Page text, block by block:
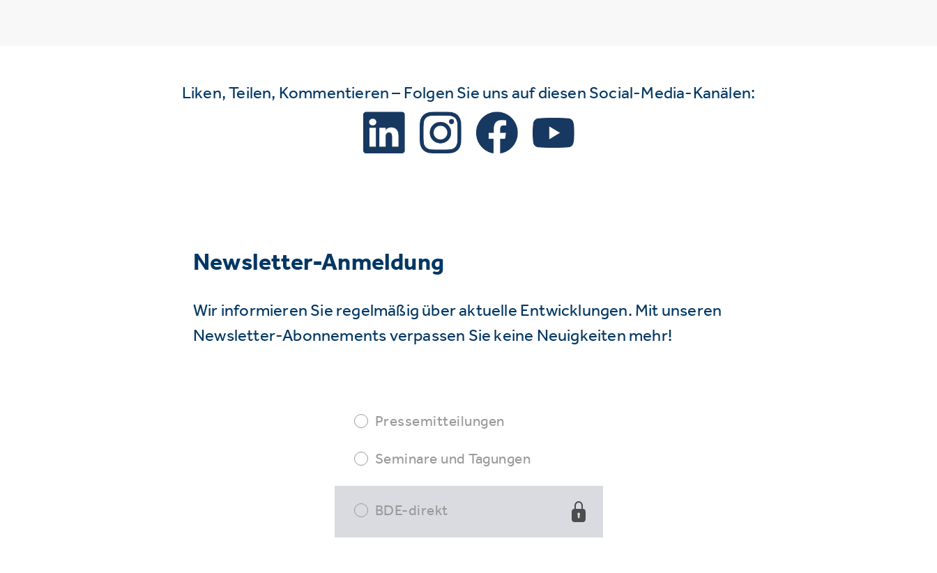
Liken, Teilen, Kommentieren – Folgen Sie uns auf diesen Social-Media-Kanälen:
Newsletter-Anmeldung
Wir informieren Sie regelmäßig über aktuelle Entwicklungen. Mit unseren
Newsletter-Abonnements verpassen Sie keine Neuigkeiten mehr!
Pressemitteilungen
Seminare und Tagungen
BDE-direkt